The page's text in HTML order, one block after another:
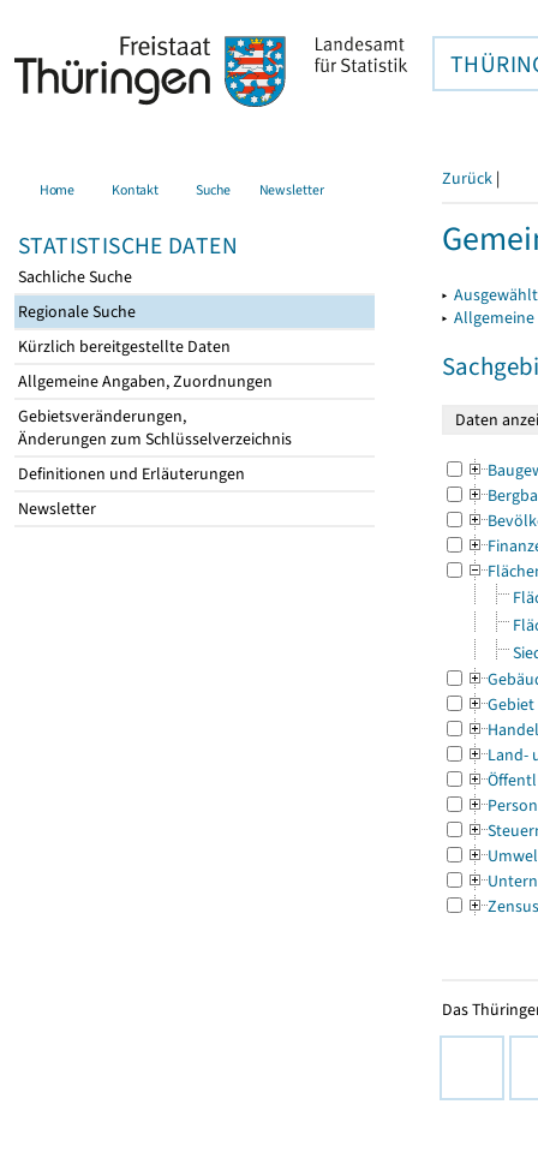
Home Kontakt Suche Newsletter
STATISTISCHE DATEN
Sachliche Suche
Regionale Suche
Kürzlich bereitgestellte Daten
Allgemeine Angaben, Zuordnungen
Gebietsveränderungen,
Änderungen zum Schlüsselverzeichnis
Definitionen und Erläuterungen
Newsletter
Zurück |
▸
▸
Gebiet
Land-
Zensus
Das